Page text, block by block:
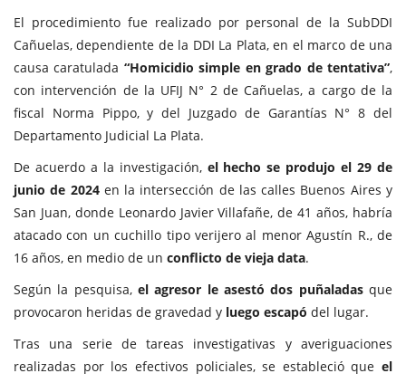
El procedimiento fue realizado por personal de la SubDDI
Cañuelas, dependiente de la DDI La Plata, en el marco de una
causa caratulada “Homicidio simple en grado de tentativa”,
con intervención de la UFIJ N° 2 de Cañuelas, a cargo de la
fiscal Norma Pippo, y del Juzgado de Garantías N° 8 del
Departamento Judicial La Plata.
De acuerdo a la investigación,el hecho se produjo el 29 de
junio de 2024 en la intersección de las calles Buenos Aires y
San Juan, donde Leonardo Javier Villafañe, de 41 años, habría
atacado con un cuchillo tipo verijero al menor Agustín R., de
16 años, en medio de un conflicto de vieja data.
Según la pesquisa, el agresor le asestó dos puñaladas que
provocaron heridas de gravedad y luego escapó del lugar.
Tras una serie de tareas investigativas y averiguaciones
realizadas por los efectivos policiales, se estableció que el